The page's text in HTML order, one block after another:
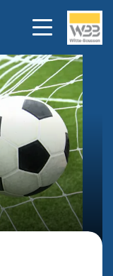
Bekijk alle foto's